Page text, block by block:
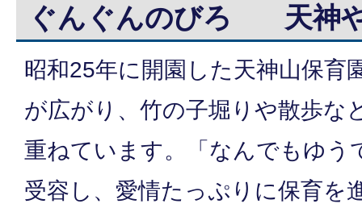
ぐんぐんのびろ 天神
昭和25年に開園した天神山保育
が広がり、竹の子堀りや散歩な
重ねています。「なんでもゆう
受容し、愛情たっぷりに保育を